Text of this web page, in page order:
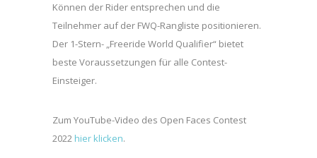
Können der Rider entsprechen und die
Teilnehmer auf der FWQ-Rangliste positionieren.
Der 1-Stern- „Freeride World Qualifier“ bietet
beste Voraussetzungen für alle Contest-
Einsteiger.
Zum YouTube-Video des Open Faces Contest
2022 hier klicken.